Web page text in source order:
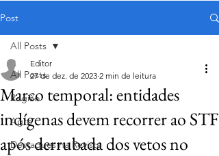
Post
All Posts
Região
Agro
Destaques na Revista
All Posts
Marco temporal: entidades
indígenas devem recorrer ao STF
após derrubada dos vetos no
Editor
27 de dez. de 2023 2 min de leitura